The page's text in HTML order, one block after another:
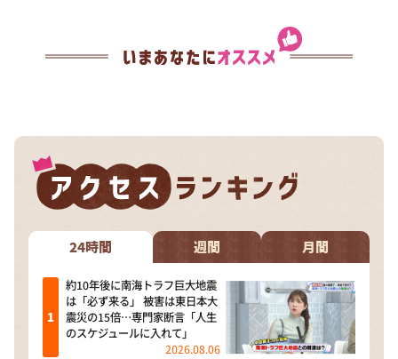
24時間 週間 月間
約10年後に南海トラフ巨大地震
は「必ず来る」 被害は東日本大
震災の15倍…専門家断言「人生
のスケジュールに入れて」
2026.08.06